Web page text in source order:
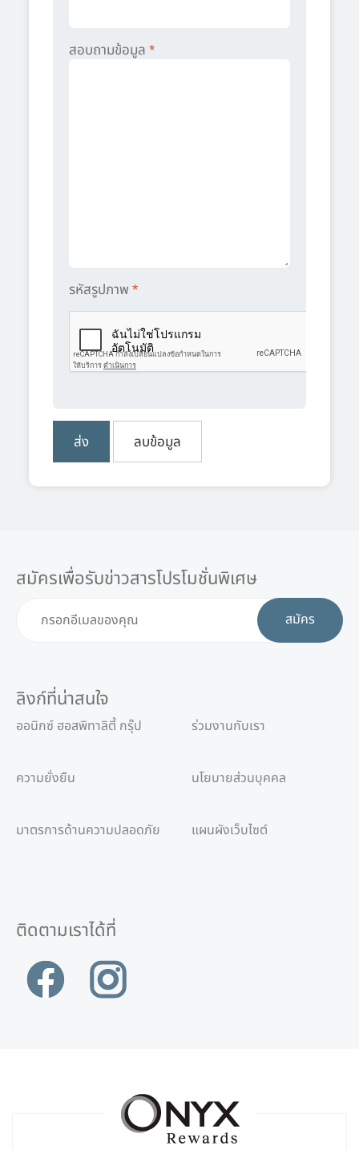
สอบถามข้อมูล *
รหัสรูปภาพ *
สมัครเพื่อรับข่าวสารโปรโมชั่นพิเศษ
สมัคร
ลิงก์ที่น่าสนใจ
ออนิกซ์ ฮอสพิทาลิตี้ กรุ๊ป
ความยั่งยืน
มาตรการด้านความปลอดภัย
ร่วมงานกับเรา
นโยบายส่วนบุคคล
แผนผังเว็บไซต์
ติดตามเราได้ที่